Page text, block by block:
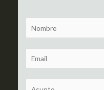
a
m
m
a